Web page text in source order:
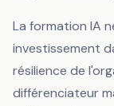
La formation IA
investissement
résilience de
différenciateur